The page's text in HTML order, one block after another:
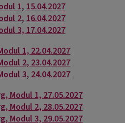
1, 15.04.2027
2, 16.04.2027
3, 17.04.2027
1, 22.04.2027
2, 23.04.2027
3, 24.04.2027
Modul 1, 27.05.2027
Modul 2, 28.05.2027
Modul 3, 29.05.2027